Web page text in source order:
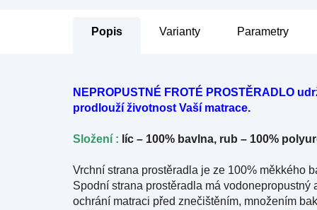
Popis Parametry
NEPROPUSTNÉ FROTÉ PROSTĚRADLO
prodlouží životnost Vaší matrace.
Složení : líc – 100% bavlna, rub – 100%
Vrchní strana prostěradla je ze 100% měkkého
Spodní strana prostěradla má
ochrání matraci před znečištěním, množením